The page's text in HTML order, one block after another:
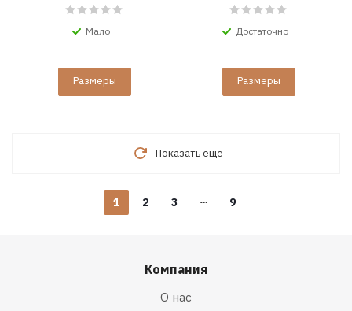
Мало
Размеры
Достаточно
Размеры
Показать еще
1 2 3 9
Компания
О нас